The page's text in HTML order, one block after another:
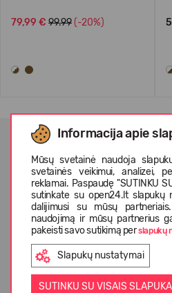
Informacija apie
Mūsų svetainė naudoja
svetainės veikimui, analizei,
reklamai. Paspaudę "SUTINKU
sutinkate su open24.lt slapukų
dalijimusi su mūsų
naudojimą ir mūsų partnerius
pakeisti savo sutikimą perslapukų
Slapukų nustatymai
SUTINKU SU VISAIS
79,99 € 99.99 (-20%)
NAUJIENLAIŠKIO PRENUMERATA
Patvirtinu, kad susipažinau su
duomenų apsaugos